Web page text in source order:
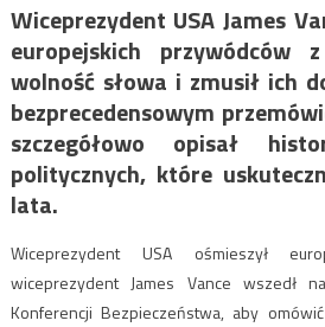
Wiceprezydent USA James
europejskich
wolność słowa i zmusił ich
bezprecedensowym
szczegółowo opisał
politycznych, które
lata.
Wiceprezydent USA ośmieszył
wiceprezydent James Vance wszedł
Konferencji Bezpieczeństwa, aby